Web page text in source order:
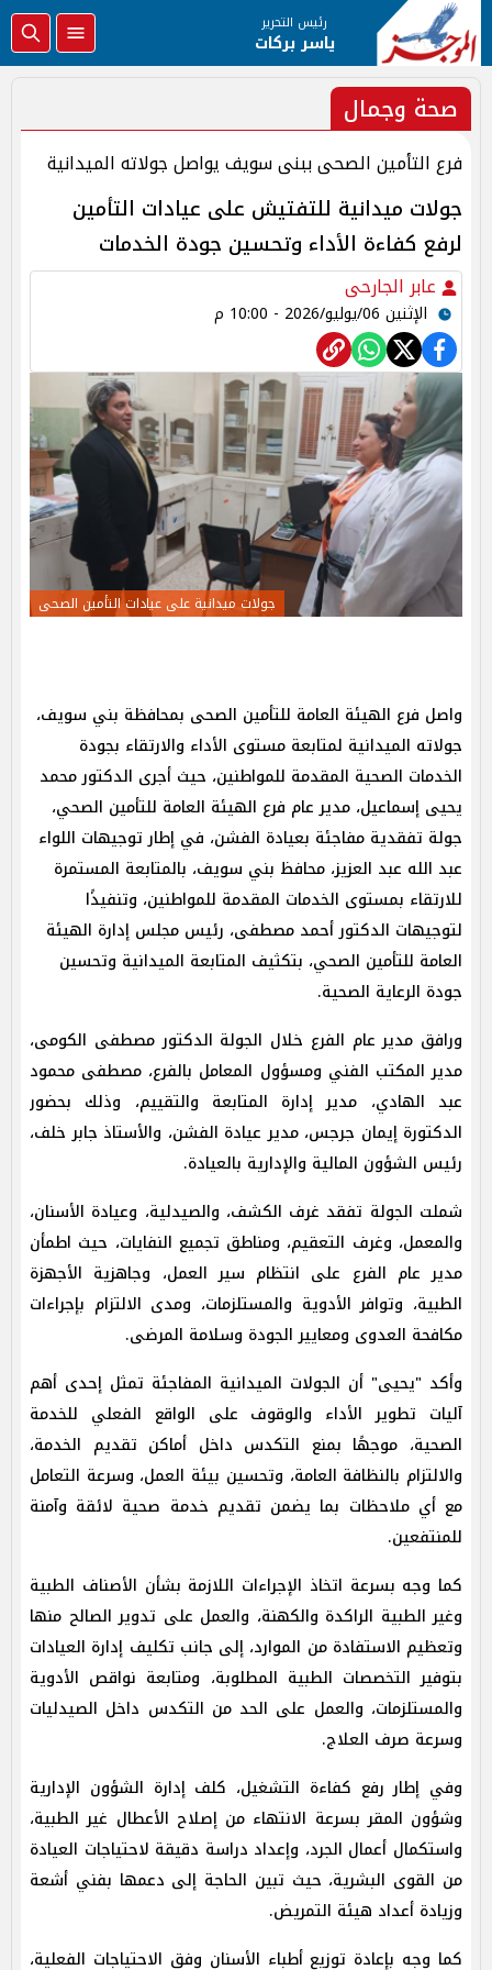
رئيس التحرير
ياسر بركات
صحة وجمال
فرع التأمين الصحى ببنى سويف يواصل جولاته الميدانية
جولات ميدانية للتفتيش على عيادات التأمين
لرفع كفاءة الأداء وتحسين جودة الخدمات
عابر الجارحى
الإثنين 06/يوليو/2026 - 10:00 م
جولات ميدانية على عيادات التأمين الصحى
واصل فرع الهيئة العامة للتأمين الصحى بمحافظة بني سويف،
جولاته الميدانية لمتابعة مستوى الأداء والارتقاء بجودة
الخدمات الصحية المقدمة للمواطنين، حيث أجرى الدكتور محمد
يحيى إسماعيل، مدير عام فرع الهيئة العامة للتأمين الصحي،
جولة تفقدية مفاجئة بعيادة الفشن، في إطار توجيهات اللواء
عبد الله عبد العزيز، محافظ بني سويف، بالمتابعة المستمرة
للارتقاء بمستوى الخدمات المقدمة للمواطنين، وتنفيذًا
لتوجيهات الدكتور أحمد مصطفى، رئيس مجلس إدارة الهيئة
العامة للتأمين الصحي، بتكثيف المتابعة الميدانية وتحسين
جودة الرعاية الصحية.
ورافق مدير عام الفرع خلال الجولة الدكتور مصطفى الكومى،
مدير المكتب الفني ومسؤول المعامل بالفرع، مصطفى محمود
عبد الهادي، مدير إدارة المتابعة والتقييم، وذلك بحضور
الدكتورة إيمان جرجس، مدير عيادة الفشن، والأستاذ جابر خلف،
رئيس الشؤون المالية والإدارية بالعيادة.
شملت الجولة تفقد غرف الكشف، والصيدلية، وعيادة الأسنان،
والمعمل، وغرف التعقيم، ومناطق تجميع النفايات، حيث اطمأن
مدير عام الفرع على انتظام سير العمل، وجاهزية الأجهزة
الطبية، وتوافر الأدوية والمستلزمات، ومدى الالتزام بإجراءات
مكافحة العدوى ومعايير الجودة وسلامة المرضى.
وأكد "يحيى" أن الجولات الميدانية المفاجئة تمثل إحدى أهم
آليات تطوير الأداء والوقوف على الواقع الفعلي للخدمة
الصحية، موجهًا بمنع التكدس داخل أماكن تقديم الخدمة،
والالتزام بالنظافة العامة، وتحسين بيئة العمل، وسرعة التعامل
مع أي ملاحظات بما يضمن تقديم خدمة صحية لائقة وآمنة
للمنتفعين.
كما وجه بسرعة اتخاذ الإجراءات اللازمة بشأن الأصناف الطبية
وغير الطبية الراكدة والكهنة، والعمل على تدوير الصالح منها
وتعظيم الاستفادة من الموارد، إلى جانب تكليف إدارة العيادات
بتوفير التخصصات الطبية المطلوبة، ومتابعة نواقص الأدوية
والمستلزمات، والعمل على الحد من التكدس داخل الصيدليات
وسرعة صرف العلاج.
وفي إطار رفع كفاءة التشغيل، كلف إدارة الشؤون الإدارية
وشؤون المقر بسرعة الانتهاء من إصلاح الأعطال غير الطبية،
واستكمال أعمال الجرد، وإعداد دراسة دقيقة لاحتياجات العيادة
من القوى البشرية، حيث تبين الحاجة إلى دعمها بفني أشعة
وزيادة أعداد هيئة التمريض.
كما وجه بإعادة توزيع أطباء الأسنان وفق الاحتياجات الفعلية،